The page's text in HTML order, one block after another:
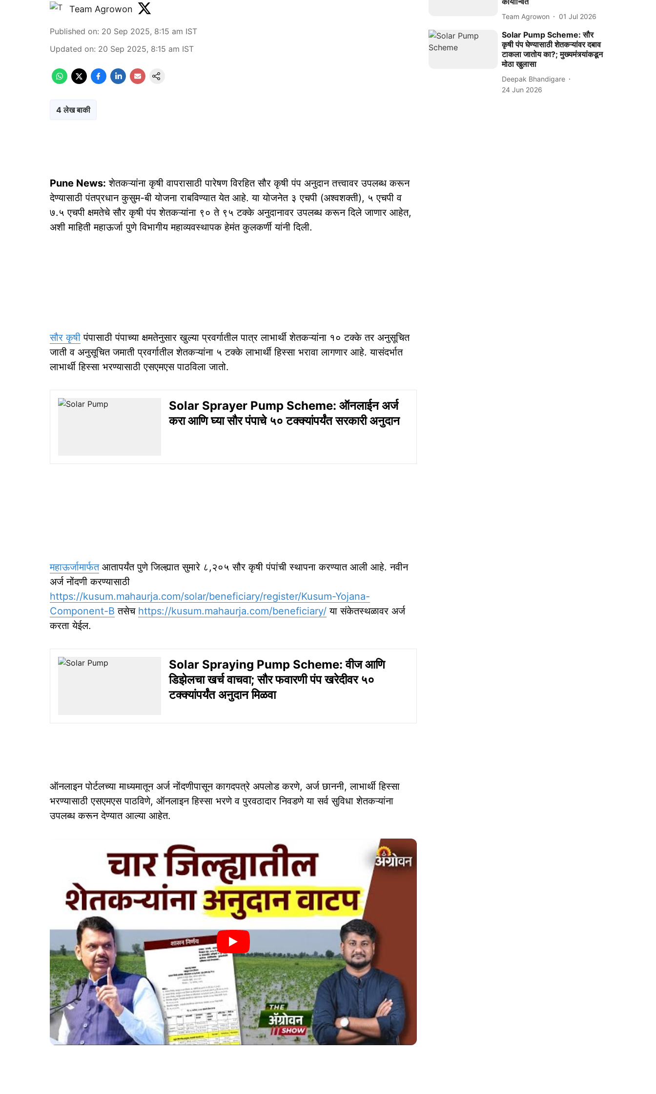
Team Agrowon
Published on: 20 Sep 2025, 8:15 am IST
Updated on: 20 Sep 2025, 8:15 am IST
4 लेख बाकी
Pune News: शेतकऱ्यांना कृषी वापरासाठी पारेषण विरहित सौर कृषी पंप अनुदान तत्त्वावर उपलब्ध करून
देण्यासाठी पंतप्रधान कुसुम-बी योजना राबविण्यात येत आहे. या योजनेत ३ एचपी (अश्‍वशक्ती), ५ एचपी व
७.५ एचपी क्षमतेचे सौर कृषी पंप शेतकऱ्यांना ९० ते ९५ टक्के अनुदानावर उपलब्ध करून दिले जाणार आहेत,
अशी माहिती महाऊर्जा पुणे विभागीय महाव्यवस्थापक हेमंत कुलकर्णी यांनी दिली.
सौर कृषी पंपासाठी पंपाच्या क्षमतेनुसार खुल्या प्रवर्गातील पात्र लाभार्थी शेतकऱ्यांना १० टक्के तर अनुसूचित
जाती व अनुसूचित जमाती प्रवर्गातील शेतकऱ्यांना ५ टक्के लाभार्थी हिस्सा भरावा लागणार आहे. यासंदर्भात
लाभार्थी हिस्सा भरण्यासाठी एसएमएस पाठविला जातो.
Solar Sprayer Pump Scheme: ऑनलाईन अर्ज
करा आणि घ्या सौर पंपाचे ५० टक्क्यांपर्यंत सरकारी अनुदान
महाऊर्जामार्फतआतापर्यंत पुणे जिल्ह्यात सुमारे ८,२०५ सौर कृषी पंपांची स्थापना करण्यात आली आहे. नवीन
अर्ज नोंदणी करण्यासाठी
https://kusum.mahaurja.com/solar/beneficiary/register/Kusum-Yojana-
Component-B तसेच https://kusum.mahaurja.com/beneficiary/ या संकेतस्थळावर अर्ज
करता येईल.
Solar Spraying Pump Scheme: वीज आणि
डिझेलचा खर्च वाचवा; सौर फवारणी पंप खरेदीवर ५०
टक्क्यांपर्यंत अनुदान मिळवा
ऑनलाइन पोर्टलच्या माध्यमातून अर्ज नोंदणीपासून कागदपत्रे अपलोड करणे, अर्ज छाननी, लाभार्थी हिस्सा
भरण्यासाठी एसएमएस पाठविणे, ऑनलाइन हिस्सा भरणे व पुरवठादार निवडणे या सर्व सुविधा शेतकऱ्यांना
उपलब्ध करून देण्यात आल्या आहेत.
Team Agrowon 01 Jul 2026
Solar Pump Scheme: सौर
कृषी पंप घेण्यासाठी शेतकऱ्यांवर दबाव
टाकला जातोय का?; मुख्यमंत्र्यांकडून
मोठा खुलासा
Deepak Bhandigare
24 Jun 2026